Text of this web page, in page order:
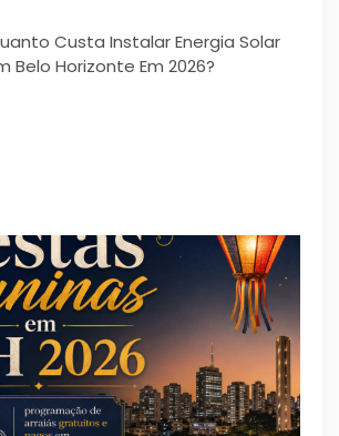
Custa Instalar Energia Solar
Belo Horizonte Em 2026?